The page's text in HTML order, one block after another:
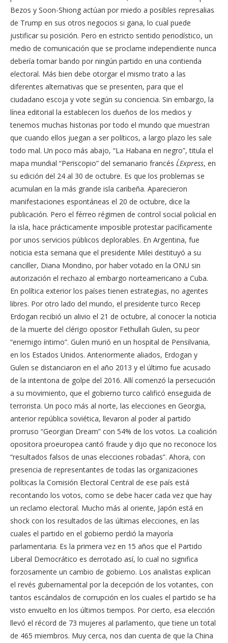
Bezos y Soon-Shiong actúan por miedo a posibles represalias
de Trump en sus otros negocios si gana, lo cual puede
justificar su posición. Pero en estricto sentido periodístico, un
medio de comunicación que se proclame independiente nunca
debería tomar bando por ningún partido en una contienda
electoral. Más bien debe otorgar el mismo trato a las
diferentes alternativas que se presenten, para que el
ciudadano escoja y vote según su conciencia. Sin embargo, la
línea editorial la establecen los dueños de los medios y
tenemos muchas historias por todo el mundo que muestran
que cuando ellos juegan a ser políticos, a largo plazo les sale
todo mal. Un poco más abajo, “La Habana en negro”, titula el
mapa mundial “Periscopio” del semanario francés L´Express, en
su edición del 24 al 30 de octubre. Es que los problemas se
acumulan en la más grande isla caribeña. Aparecieron
manifestaciones espontáneas el 20 de octubre, dice la
publicación. Pero el férreo régimen de control social policial en
la isla, hace prácticamente imposible protestar pacíficamente
por unos servicios públicos deplorables. En Argentina, fue
noticia esta semana que el presidente Milei destituyó a su
canciller, Diana Mondino, por haber votado en la ONU sin
autorización el rechazo al embargo norteamericano a Cuba.
En política exterior los países tienen estrategias, no agentes
libres. Por otro lado del mundo, el presidente turco Recep
Erdogan recibió un alivio el 21 de octubre, al conocer la noticia
de la muerte del clérigo opositor Fethullah Gulen, su peor
“enemigo íntimo”. Gulen murió en un hospital de Pensilvania,
en los Estados Unidos. Anteriormente aliados, Erdogan y
Gulen se distanciaron en el año 2013 y el último fue acusado
de la intentona de golpe del 2016. Allí comenzó la persecución
a su movimiento, que el gobierno turco calificó enseguida de
terrorista. Un poco más al norte, las elecciones en Georgia,
anterior república soviética, llevaron al poder al partido
prorruso “Georgian Dream” con 54% de los votos. La coalición
opositora proeuropea cantó fraude y dijo que no reconoce los
“resultados falsos de unas elecciones robadas”. Ahora, con
presencia de representantes de todas las organizaciones
políticas la Comisión Electoral Central de ese país está
recontando los votos, como se debe hacer cada vez que hay
un reclamo electoral. Mucho más al oriente, Japón está en
shock con los resultados de las últimas elecciones, en las
cuales el partido en el gobierno perdió la mayoría
parlamentaria. Es la primera vez en 15 años que el Partido
Liberal Democrático es derrotado así, lo cual no significa
forzosamente un cambio de gobierno. Los analistas explican
el revés gubernamental por la decepción de los votantes, con
tantos escándalos de corrupción en los cuales el partido se ha
visto envuelto en los últimos tiempos. Por cierto, esa elección
llevó el récord de 73 mujeres al parlamento, que tiene un total
de 465 miembros. Muy cerca, nos dan cuenta de que la China